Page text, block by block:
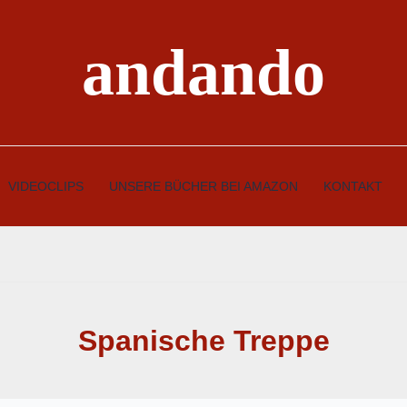
andando
VIDEOCLIPS UNSERE BÜCHER BEI AMAZON KONTAKT
Spanische Treppe